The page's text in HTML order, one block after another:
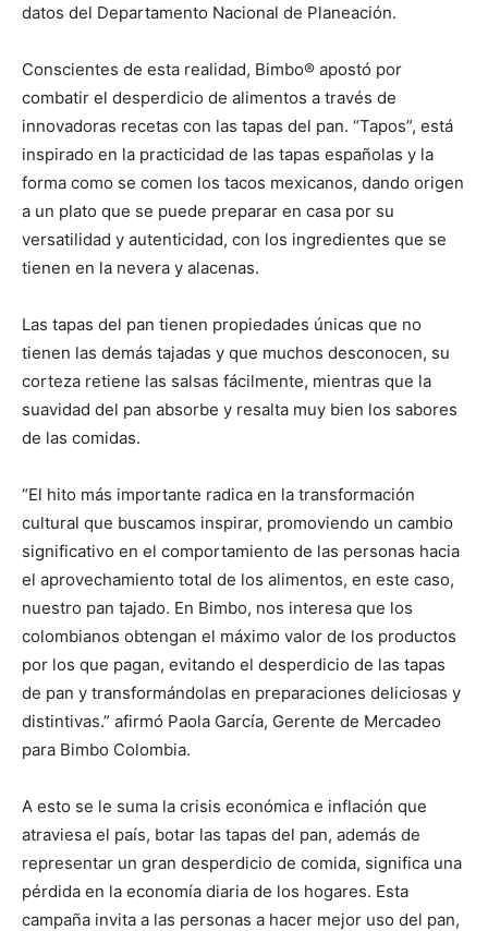
datos del Departamento Nacional de Planeación.
Conscientes de esta realidad, Bimbo® apostó por
combatir el desperdicio de alimentos a través de
innovadoras recetas con las tapas del pan. “Tapos”, está
inspirado en la practicidad de las tapas españolas y la
forma como se comen los tacos mexicanos, dando origen
a un plato que se puede preparar en casa por su
versatilidad y autenticidad, con los ingredientes que se
tienen en la nevera y alacenas.
Las tapas del pan tienen propiedades únicas que no
tienen las demás tajadas y que muchos desconocen, su
corteza retiene las salsas fácilmente, mientras que la
suavidad del pan absorbe y resalta muy bien los sabores
de las comidas.
“El hito más importante radica en la transformación
cultural que buscamos inspirar, promoviendo un cambio
significativo en el comportamiento de las personas hacia
el aprovechamiento total de los alimentos, en este caso,
nuestro pan tajado. En Bimbo, nos interesa que los
colombianos obtengan el máximo valor de los productos
por los que pagan, evitando el desperdicio de las tapas
de pan y transformándolas en preparaciones deliciosas y
distintivas.” afirmó Paola García, Gerente de Mercadeo
para Bimbo Colombia.
A esto se le suma la crisis económica e inflación que
atraviesa el país, botar las tapas del pan, además de
representar un gran desperdicio de comida, significa una
pérdida en la economía diaria de los hogares. Esta
campaña invita a las personas a hacer mejor uso del pan,